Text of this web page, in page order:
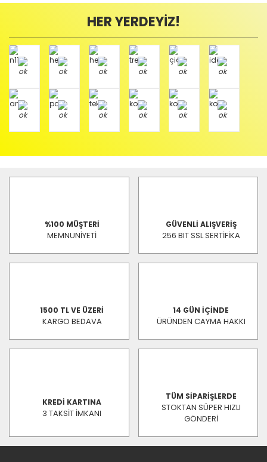
HER YERDEYİZ!
%100 MÜŞTERİ
MEMNUNİYETİ
GÜVENLİ ALIŞVERİŞ
256 BIT SSL SERTİFİKA
1500 TL VE ÜZERİ
KARGO BEDAVA
14 GÜN İÇİNDE
ÜRÜNDEN CAYMA HAKKI
KREDİ KARTINA
3 TAKSİT İMKANI
TÜM SİPARİŞLERDE
STOKTAN SÜPER HIZLI
GÖNDERİ